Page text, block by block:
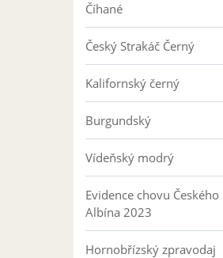
Číhané
Český Strakáč Černý
Kalifornský černý
Burgundský
Vídeňský modrý
Evidence chovu Českého
Albína 2023
Hornobřízský zpravodaj